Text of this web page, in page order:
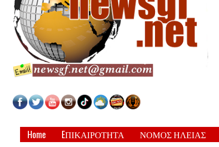
Home EΠΙΚΑΙΡΟΤΗΤΑ ΝΟΜΟΣ ΗΛΕΙΑΣ